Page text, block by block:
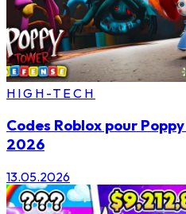
HIGH-TECH
Codes Roblox pour
2026
13.05.2026